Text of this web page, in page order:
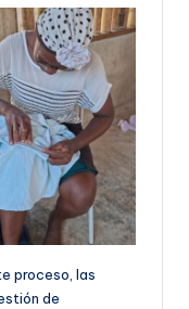
proceso, las
de